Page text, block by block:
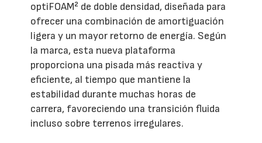
optiFOAM² de doble densidad, diseñada para
ofrecer una combinación de amortiguación
ligera y un mayor retorno de energía. Según
la marca, esta nueva plataforma
proporciona una pisada más reactiva y
eficiente, al tiempo que mantiene la
estabilidad durante muchas horas de
carrera, favoreciendo una transición fluida
incluso sobre terrenos irregulares.